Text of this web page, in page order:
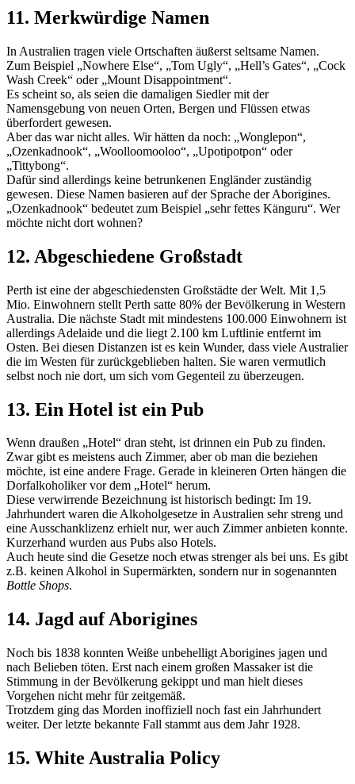
11. Merkwürdige Namen
In Australien tragen viele Ortschaften äußerst seltsame Namen.
Zum Beispiel „Nowhere Else“, „Tom Ugly“, „Hell’s Gates“, „Cock
Wash Creek“ oder „Mount Disappointment“.
Es scheint so, als seien die damaligen Siedler mit der
Namensgebung von neuen Orten, Bergen und Flüssen etwas
überfordert gewesen.
Aber das war nicht alles. Wir hätten da noch: „Wonglepon“,
„Ozenkadnook“, „Woolloomooloo“, „Upotipotpon“ oder
„Tittybong“.
Dafür sind allerdings keine betrunkenen Engländer zuständig
gewesen. Diese Namen basieren auf der Sprache der Aborigines.
„Ozenkadnook“ bedeutet zum Beispiel „sehr fettes Känguru“. Wer
möchte nicht dort wohnen?
12. Abgeschiedene Großstadt
Perth ist eine der abgeschiedensten Großstädte der Welt. Mit 1,5
Mio. Einwohnern stellt Perth satte 80% der Bevölkerung in Western
Australia. Die nächste Stadt mit mindestens 100.000 Einwohnern ist
allerdings Adelaide und die liegt 2.100 km Luftlinie entfernt im
Osten. Bei diesen Distanzen ist es kein Wunder, dass viele Australier
die im Westen für zurückgeblieben halten. Sie waren vermutlich
selbst noch nie dort, um sich vom Gegenteil zu überzeugen.
13. Ein Hotel ist ein Pub
Wenn draußen „Hotel“ dran steht, ist drinnen ein Pub zu finden.
Zwar gibt es meistens auch Zimmer, aber ob man die beziehen
möchte, ist eine andere Frage. Gerade in kleineren Orten hängen die
Dorfalkoholiker vor dem „Hotel“ herum.
Diese verwirrende Bezeichnung ist historisch bedingt: Im 19.
Jahrhundert waren die Alkoholgesetze in Australien sehr streng und
eine Ausschanklizenz erhielt nur, wer auch Zimmer anbieten konnte.
Kurzerhand wurden aus Pubs also Hotels.
Auch heute sind die Gesetze noch etwas strenger als bei uns. Es gibt
z.B. keinen Alkohol in Supermärkten, sondern nur in sogenannten
Bottle Shops.
14. Jagd auf Aborigines
Noch bis 1838 konnten Weiße unbehelligt Aborigines jagen und
nach Belieben töten. Erst nach einem großen Massaker ist die
Stimmung in der Bevölkerung gekippt und man hielt dieses
Vorgehen nicht mehr für zeitgemäß.
Trotzdem ging das Morden inoffiziell noch fast ein Jahrhundert
weiter. Der letzte bekannte Fall stammt aus dem Jahr 1928.
15. White Australia Policy